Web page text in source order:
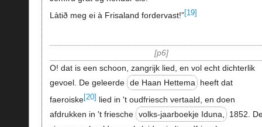
Làtið meg ei à Frisaland fordervast!”[19]
p6
O! dat is een schoon, zangrijk lied, en vol echt dichterlik
gevoel. De geleerde de Haan Hettema
heeft dat
faeroiske [20]
lied in 't oudfriesch vertaald, en doen
afdrukken in 't friesche volks-jaarboekje Iduna,
1852.